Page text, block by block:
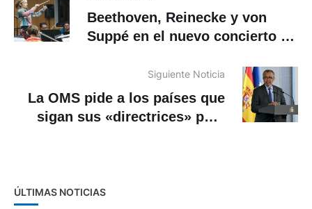
Beethoven, Reinecke y von
Suppé en el nuevo concierto de
Siguiente Noticia
La OMS pide a los países que
sigan sus «directrices» para
ÚLTIMAS NOTICIAS